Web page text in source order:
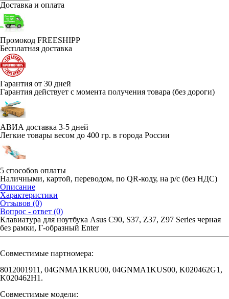
Доставка и оплата
Промокод FREESHIPP
Бесплатная доставка
Гарантия от 30 дней
Гарантия действует с момента получения товара (без дороги)
АВИА доставка 3-5 дней
Легкие товары весом до 400 гр. в города России
5 способов оплаты
Наличными, картой, переводом, по QR-коду, на р/с (без НДС)
Описание
Характеристики
Отзывов (0)
Вопрос - ответ (0)
Клавиатура для ноутбука Asus C90, S37, Z37, Z97 Series черная
без рамки, Г-образный Enter
Совместимые партномера:
8012001911, 04GNMA1KRU00, 04GNMA1KUS00, K020462G1,
K020462H1.
Совместимые модели: